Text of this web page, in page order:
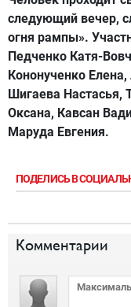
следующий вечер,
огня рампы».
Педченко Катя-
Кононученко
Шигаева Настасья,
Оксана, Кавсан
Маруда Евгения.
ПОДЕЛИСЬ В
Комментарии